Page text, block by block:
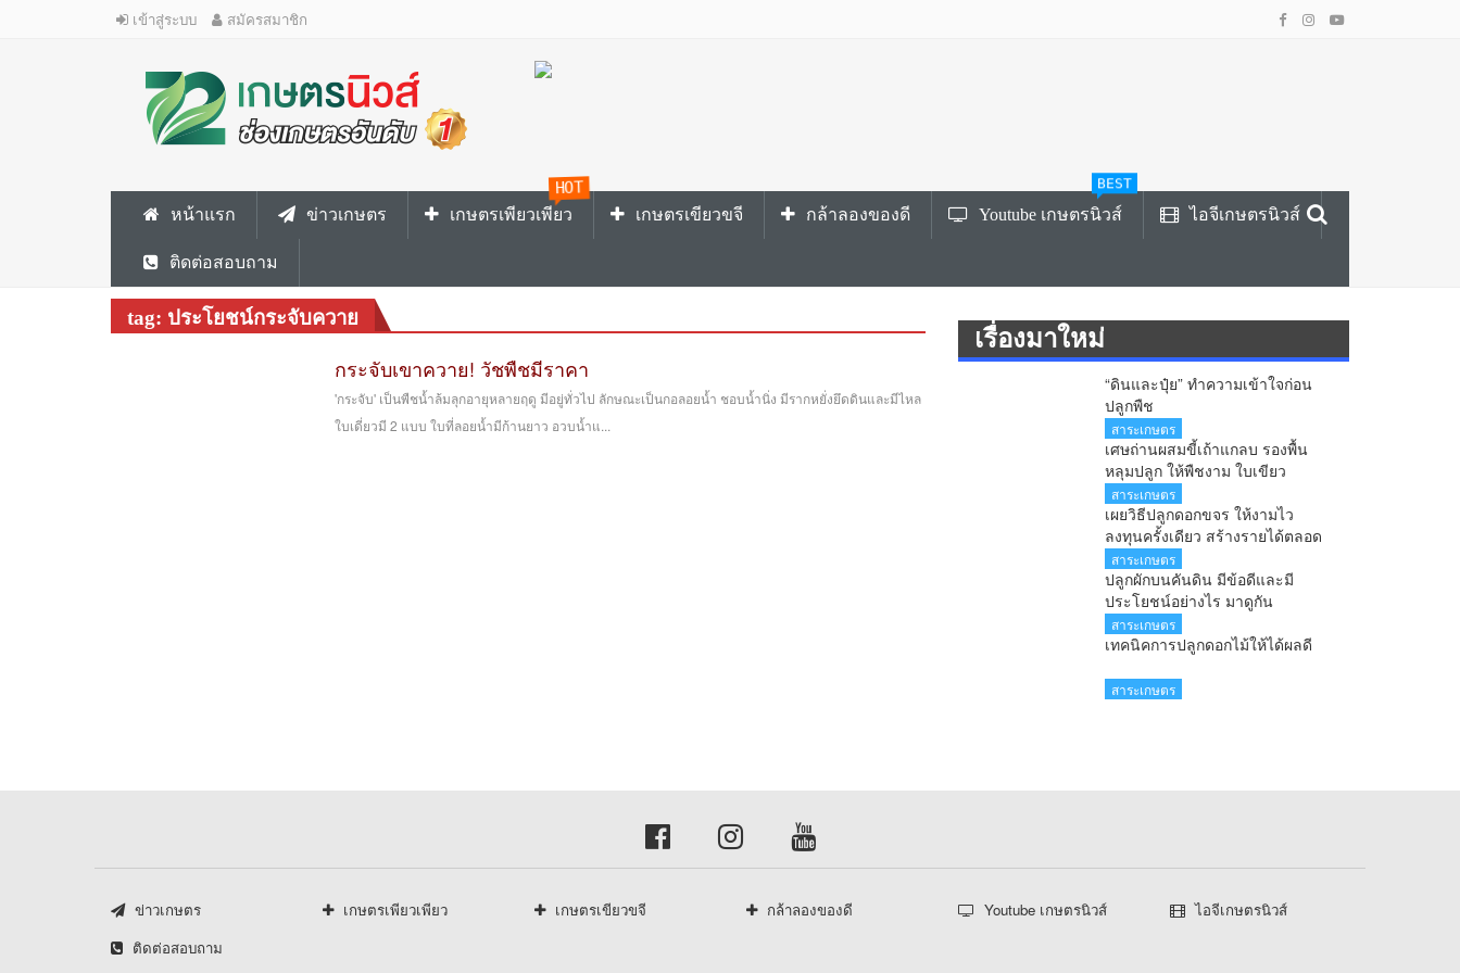
เข้าสู่ระบบ สมัครสมาชิก
หน้าแรก ข่าวเกษตร เกษตรเพียวเพียว
HOT
เกษตรเขียวขจี กล้าลองของดี Youtube เกษตรนิวส์
BEST
ไอจีเกษตรนิวส์
ติดต่อสอบถาม
tag: ประโยชน์กระจับควาย
กระจับเขาควาย! วัชพืชมีราคา
'กระจับ' เป็นพืชน้ำล้มลุกอายุหลายฤดู มีอยู่ทั่วไป ลักษณะเป็นกอลอยน้ำ ชอบน้ำนิ่ง มีรากหยั่งยึดดินและมีไหล
ใบเดี่ยวมี 2 แบบ ใบที่ลอยน้ำมีก้านยาว อวบน้ำแ...
เรื่องมาใหม่
“ดินและปุ๋ย” ทำความเข้าใจก่อน
ปลูกพืช
สาระเกษตร
เศษถ่านผสมขี้เถ้าแกลบ รองพื้น
หลุมปลูก ให้พืชงาม ใบเขียว
สาระเกษตร
เผยวิธีปลูกดอกขจร ให้งามไว
ลงทุนครั้งเดียว สร้างรายได้ตลอด
ทั้งปี
สาระเกษตร
ปลูกผักบนคันดิน มีข้อดีและมี
ประโยชน์อย่างไร มาดูกัน
สาระเกษตร
เทคนิคการปลูกดอกไม้ให้ได้ผลดี
สาระเกษตร
ข่าวเกษตร เกษตรเพียวเพียว เกษตรเขียวขจี กล้าลองของดี Youtube เกษตรนิวส์
ไอจีเกษตรนิวส์
ติดต่อสอบถาม